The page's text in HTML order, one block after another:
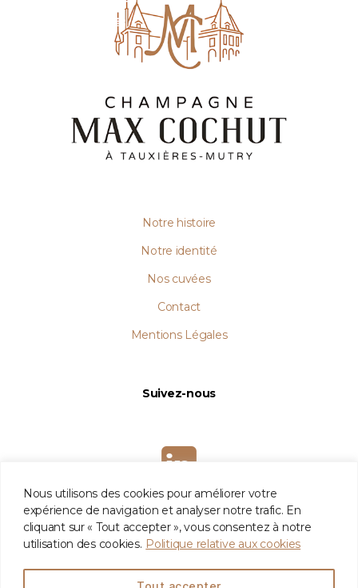
Nous utilisons des cookies pour améliorer votre
expérience de navigation et analyser notre trafic. En
cliquant sur « Tout accepter », vous consentez à notre
utilisation des cookies. Politique relative aux cookies
Notre histoire
Notre identité
Nos cuvées
Contact
Mentions Légales
Suivez-nous